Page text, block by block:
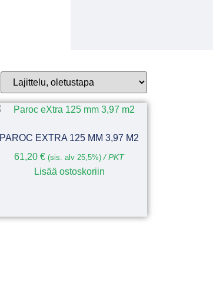
PAROC EXTRA 125 MM 3,97 M2
61,20 € (sis. alv 25,5%) / PKT
Lisää ostoskoriin